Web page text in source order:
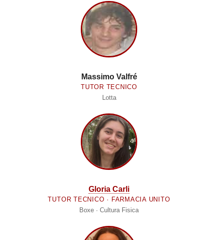
Massimo Valfré
TUTOR TECNICO
Lotta
Gloria Carli
TUTOR TECNICO · FARMACIA UNITO
Boxe · Cultura Fisica